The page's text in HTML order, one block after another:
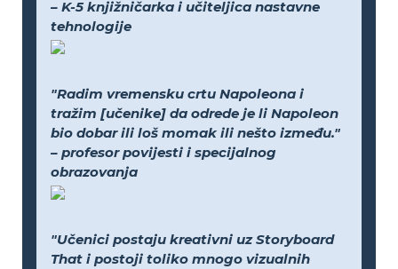
– K-5 knjižničarka i učiteljica nastavne
tehnologije
"Radim vremensku crtu Napoleona i
tražim [učenike] da odrede je li Napoleon
bio dobar ili loš momak ili nešto između."
– profesor povijesti i specijalnog
obrazovanja
"Učenici postaju kreativni uz Storyboard
That i postoji toliko mnogo vizualnih